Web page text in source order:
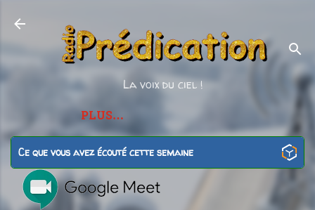
La voix du ciel !
PLUS…
Ce que vous avez écouté cette semaine